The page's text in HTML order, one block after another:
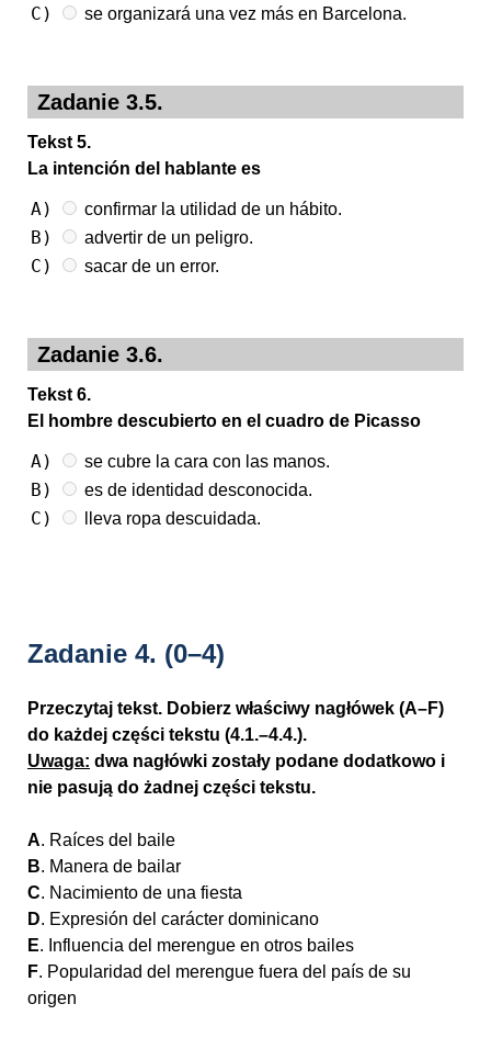
C) se organizará una vez más en Barcelona.
Zadanie 3.5.
Tekst 5.
La intención del hablante es
A) confirmar la utilidad de un hábito.
B) advertir de un peligro.
C) sacar de un error.
Zadanie 3.6.
Tekst 6.
El hombre descubierto en el cuadro de Picasso
A) se cubre la cara con las manos.
B) es de identidad desconocida.
C) lleva ropa descuidada.
Zadanie 4. (0–4)
Przeczytaj tekst. Dobierz właściwy nagłówek (A–F)
do każdej części tekstu (4.1.–4.4.).
Uwaga: dwa nagłówki zostały podane dodatkowo i
nie pasują do żadnej części tekstu.
A. Raíces del baile
B. Manera de bailar
C. Nacimiento de una fiesta
D. Expresión del carácter dominicano
E. Influencia del merengue en otros bailes
F. Popularidad del merengue fuera del país de su
origen